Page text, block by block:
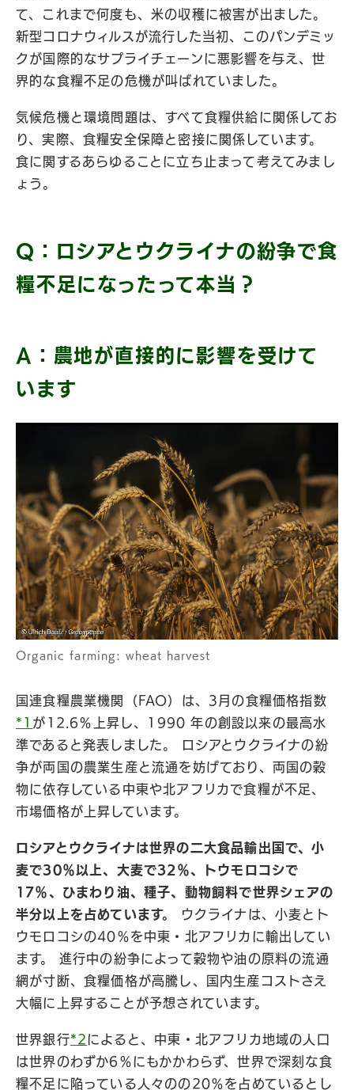
て、これまで何度も、米の収穫に被害が出ました。
新型コロナウィルスが流行した当初、このパンデミッ
クが国際的なサプライチェーンに悪影響を与え、世
界的な食糧不足の危機が叫ばれていました。
気候危機と環境問題は、すべて食糧供給に関係してお
り、実際、食糧安全保障と密接に関係しています。
食に関するあらゆることに立ち止まって考えてみまし
ょう。
Q：ロシアとウクライナの紛争で食
糧不足になったって本当？
A：農地が直接的に影響を受けて
います
Organic farming: wheat harvest
国連食糧農業機関（FAO）は、3月の食糧価格指数
*1 が12.6％上昇し、1990 年の創設以来の最高水
準であると発表しました。 ロシアとウクライナの紛
争が両国の農業生産と流通を妨げており、両国の穀
物に依存している中東や北アフリカで食糧が不足、
市場価格が上昇しています。
ロシアとウクライナは世界の二大食品輸出国で、小
麦で30％以上、大麦で32％、トウモロコシで
17％、ひまわり油、種子、動物飼料で世界シェアの
半分以上を占めています。
ウクライナは、小麦とト
ウモロコシの40％を中東・北アフリカに輸出してい
ます。 進行中の紛争によって穀物や油の原料の流通
網が寸断、食糧価格が高騰し、国内生産コストさえ
大幅に上昇することが予想されています。
世界銀行*2によると、中東・北アフリカ地域の人口
は世界のわずか6％にもかかわらず、世界で深刻な食
糧不足に陥っている人々のの20％を占めているとし